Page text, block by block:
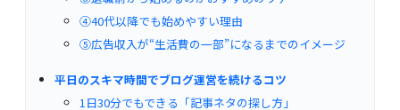
④40代以降でも始めやすい理由
⑤広告収入が“生活費の一部”になるまでのイメージ
平日のスキマ時間でブログ運営を続けるコツ
1日30分でもできる「記事ネタの探し方」